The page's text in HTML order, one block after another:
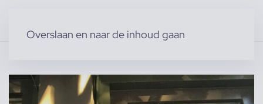
Overslaan en naar de inhoud gaan